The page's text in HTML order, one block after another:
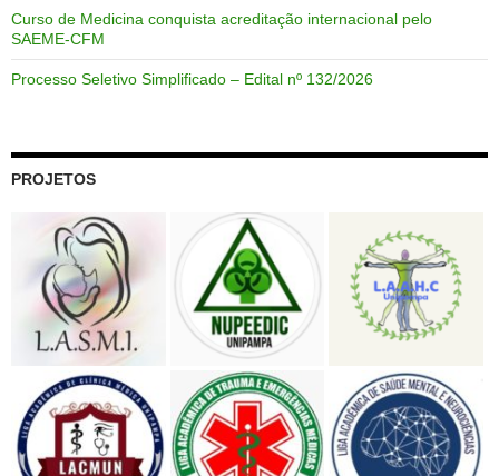
Curso de Medicina conquista acreditação internacional pelo
SAEME-CFM
Processo Seletivo Simplificado – Edital nº 132/2026
PROJETOS